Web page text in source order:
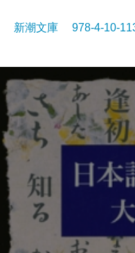
新潮文庫 978-4-10-